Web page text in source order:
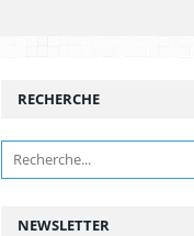
NEWSLETTER
RECHERCHE